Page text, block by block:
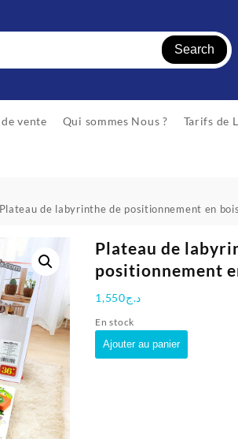
Search
vente Qui sommes Nous ? Tarifs de
de labyrinthe de positionnement en
Plateau de
positionnement
د.ج1,550
En stock
quantité
Ajouter au panier